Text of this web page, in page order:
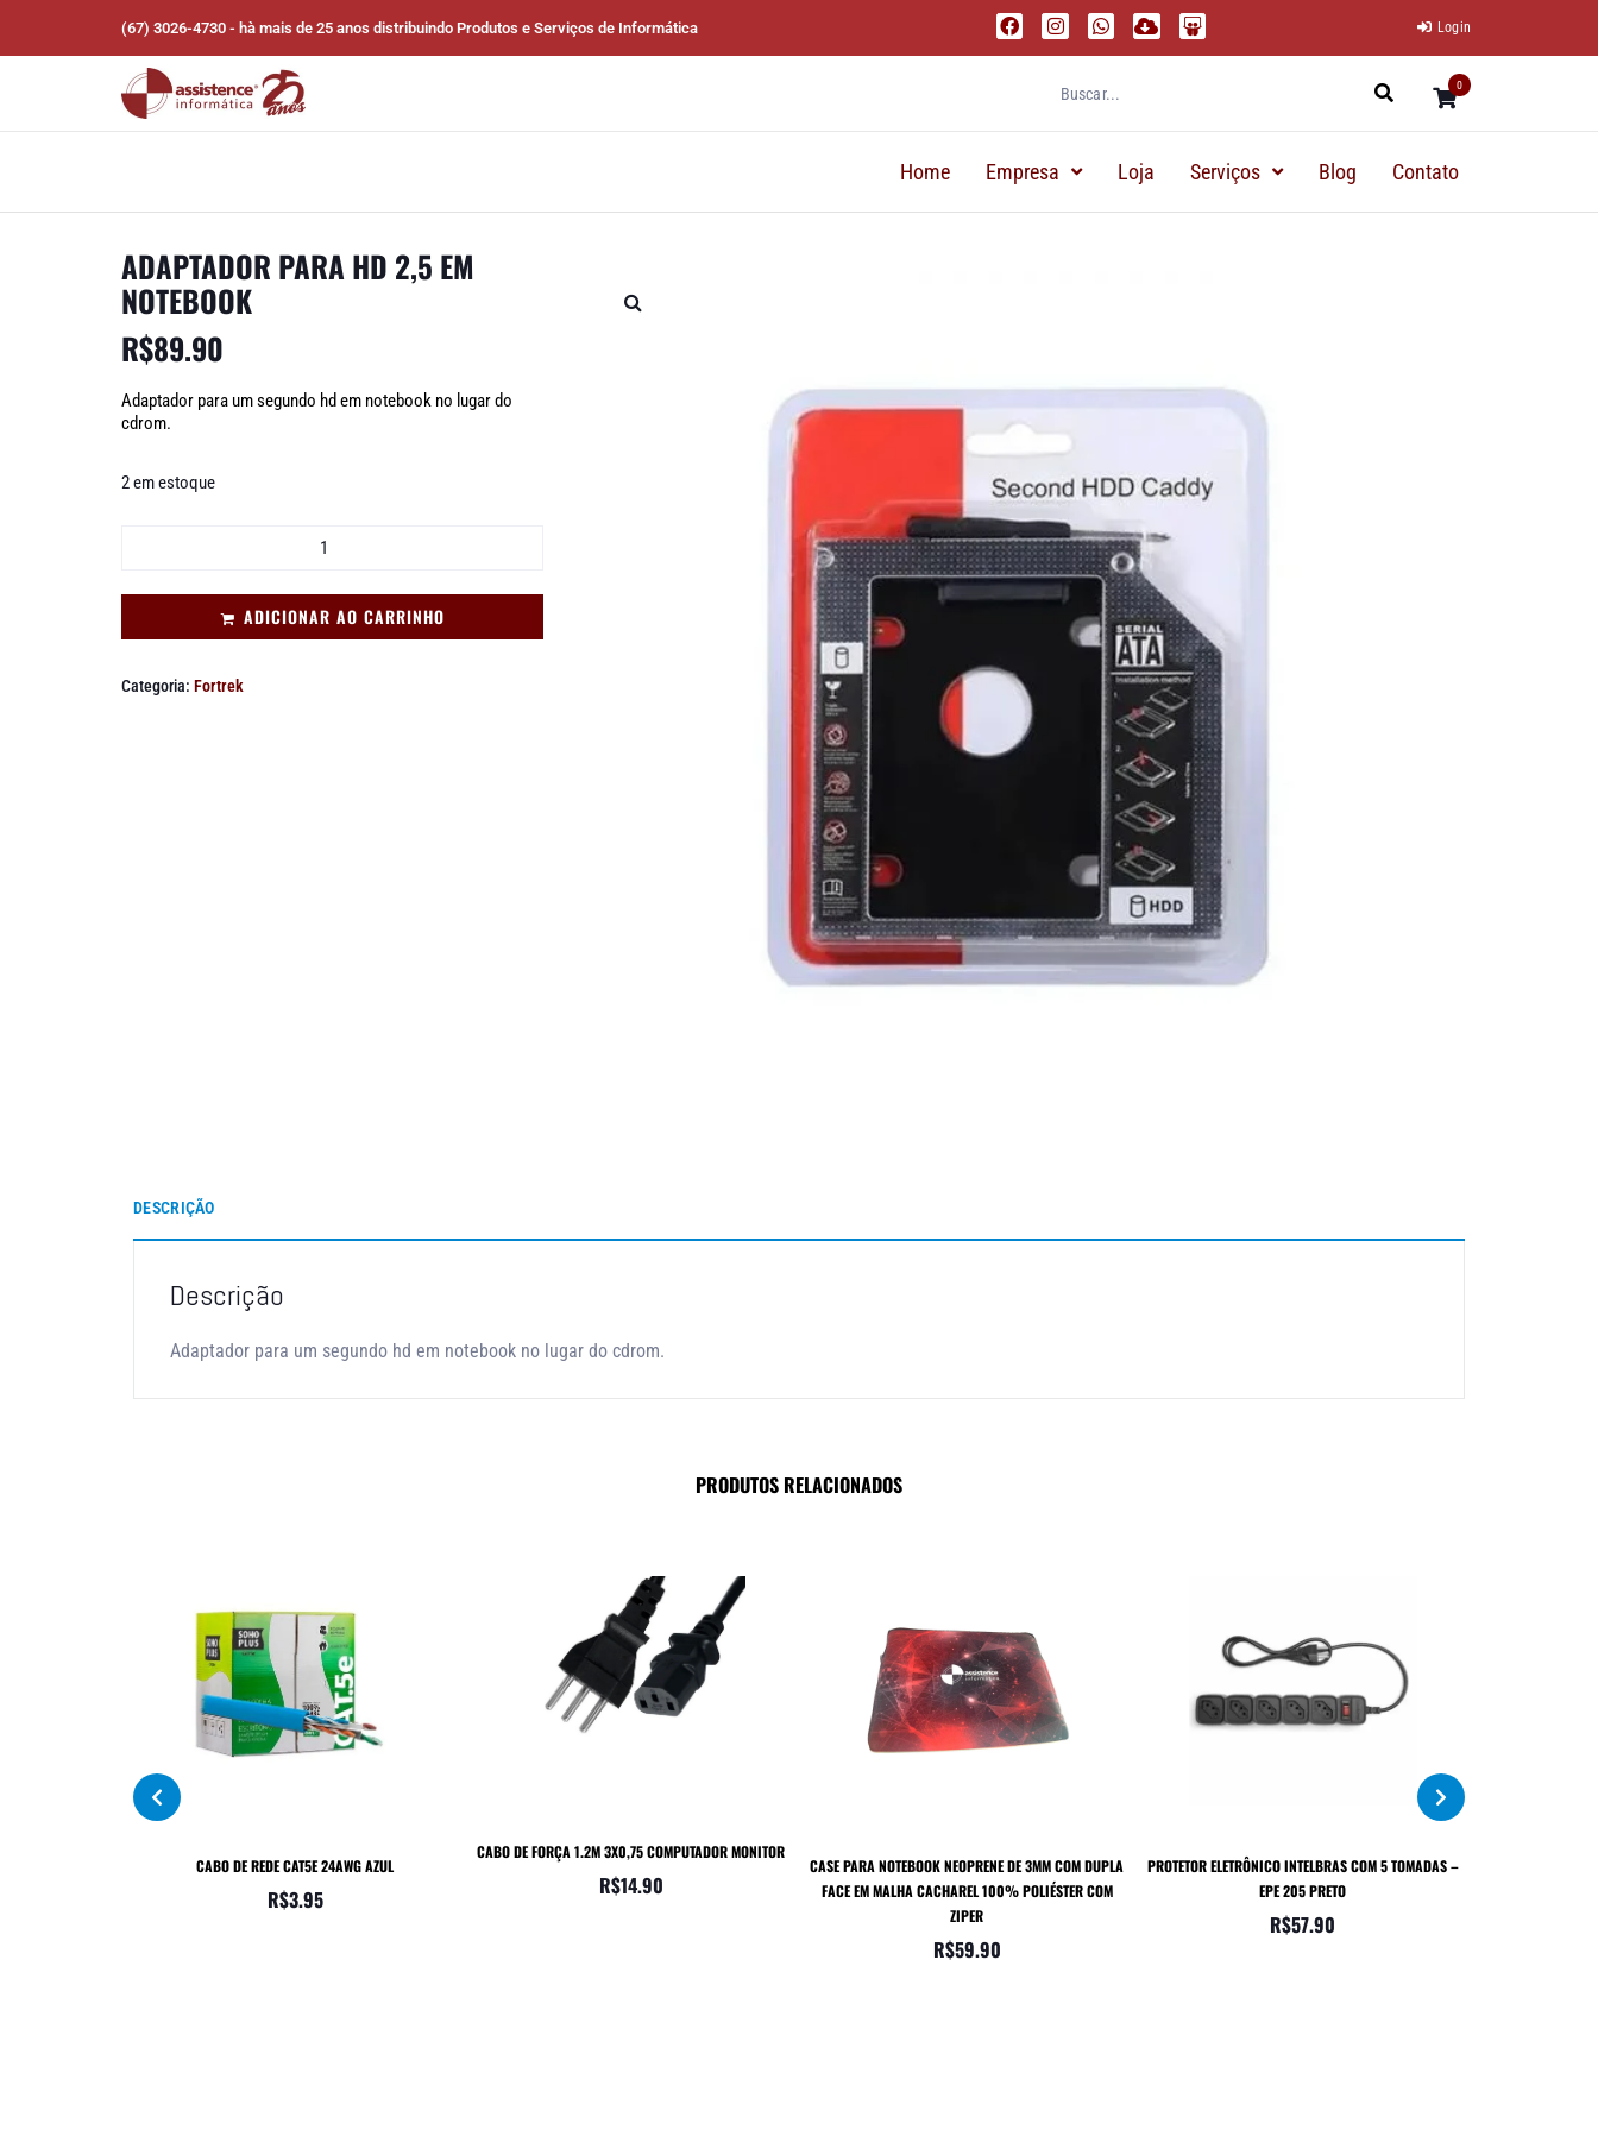
(67) 3026-4730 - hà mais de 25 anos distribuindo Produtos e Serviços de Informática Login
0
Home Empresa Loja Serviços Blog Contato
ADAPTADOR PARA HD 2,5 EM
NOTEBOOK
R$89.90
Adaptador para um segundo hd em notebook no lugar do
cdrom.
2 em estoque
ADICIONAR AO CARRINHO
Categoria: Fortrek
DESCRIÇÃO
Descrição
Adaptador para um segundo hd em notebook no lugar do cdrom.
PRODUTOS RELACIONADOS
CABO DE REDE CAT5E 24AWG AZUL
R$3.95
CABO DE FORÇA 1.2M 3X0,75 COMPUTADOR MONITOR
R$14.90
CASE PARA NOTEBOOK NEOPRENE DE 3MM COM DUPLA
FACE EM MALHA CACHAREL 100% POLIÉSTER COM
ZIPER
R$59.90
PROTETOR ELETRÔNICO INTELBRAS COM 5 TOMADAS –
EPE 205 PRETO
R$57.90